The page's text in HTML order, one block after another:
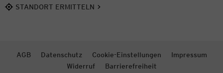
STANDORT ERMITTELN
AGB Datenschutz Cookie-Einstellungen
Impressum
Widerruf
Barrierefreiheit